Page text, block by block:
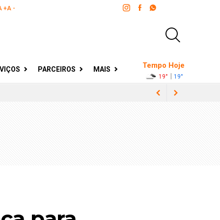
+A -
PARCEIROS MAIS Tempo Hoje
19° 19°